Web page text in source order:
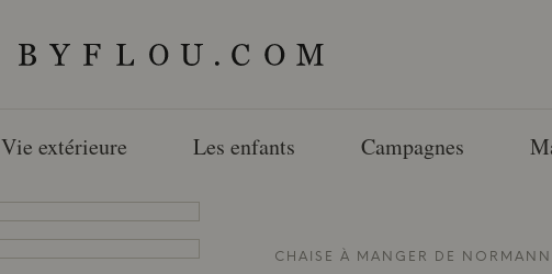
Vie extérieure Les enfants Campagnes
CHAISE À MANGER DE